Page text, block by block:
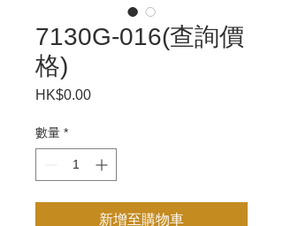
7130G-016(查詢價
格)
HK$0.00價
數量 *
新增至購物車